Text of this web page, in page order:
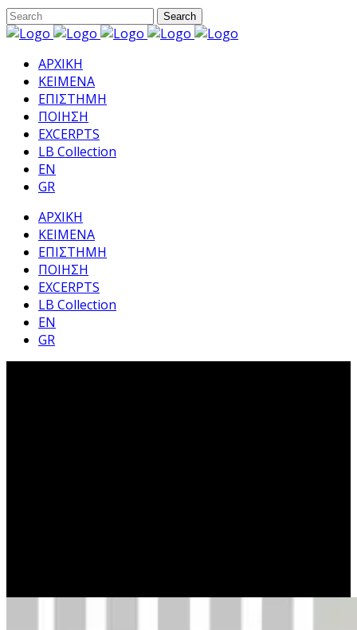
ΑΡΧΙΚΗ
ΚΕΙΜΕΝΑ
ΕΠΙΣΤΗΜΗ
ΠΟΙΗΣΗ
EXCERPTS
LB Collection
EN
GR
ΑΡΧΙΚΗ
ΚΕΙΜΕΝΑ
ΕΠΙΣΤΗΜΗ
ΠΟΙΗΣΗ
EXCERPTS
LB Collection
EN
GR